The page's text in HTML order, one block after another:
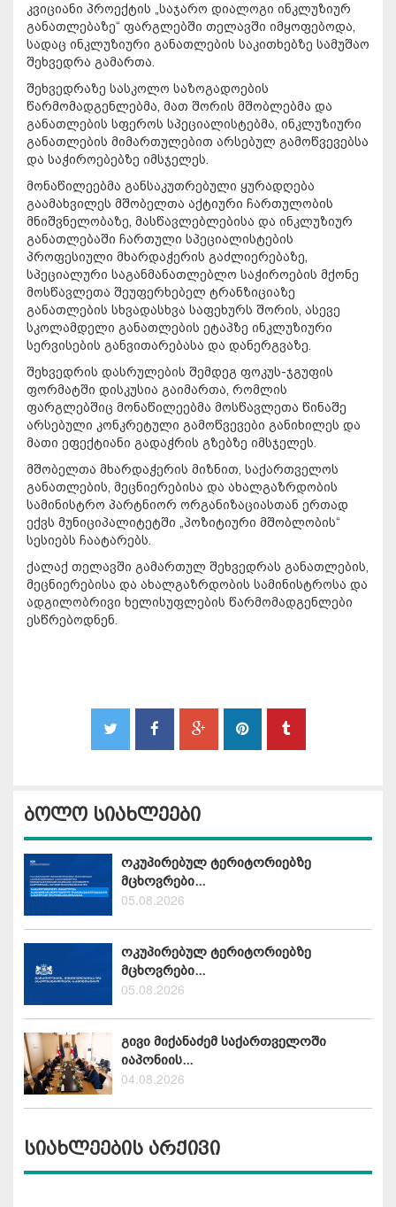
კვიციანი პროექტის „საჯარო დიალოგი ინკლუზიურ
განათლებაზე“ ფარგლებში თელავში იმყოფებოდა,
სადაც ინკლუზიური განათლების საკითხებზე სამუშაო
შეხვედრა გამართა.
შეხვედრაზე სასკოლო საზოგადოების
წარმომადგენლებმა, მათ შორის მშობლებმა და
განათლების სფეროს სპეციალისტებმა, ინკლუზიური
განათლების მიმართულებით არსებულ გამოწვევებსა
და საჭიროებებზე იმსჯელეს.
მონაწილეებმა განსაკუთრებული ყურადღება
გაამახვილეს მშობელთა აქტიური ჩართულობის
მნიშვნელობაზე, მასწავლებლებისა და ინკლუზიურ
განათლებაში ჩართული სპეციალისტების
პროფესიული მხარდაჭერის გაძლიერებაზე,
სპეციალური საგანმანათლებლო საჭიროების მქონე
მოსწავლეთა შეუფერხებელ ტრანზიციაზე
განათლების სხვადასხვა საფეხურს შორის, ასევე
სკოლამდელი განათლების ეტაპზე ინკლუზიური
სერვისების განვითარებასა და დანერგვაზე.
შეხვედრის დასრულების შემდეგ ფოკუს-ჯგუფის
ფორმატში დისკუსია გაიმართა, რომლის
ფარგლებშიც მონაწილეებმა მოსწავლეთა წინაშე
არსებული კონკრეტული გამოწვევები განიხილეს და
მათი ეფექტიანი გადაჭრის გზებზე იმსჯელეს.
მშობელთა მხარდაჭერის მიზნით, საქართველოს
განათლების, მეცნიერებისა და ახალგაზრდობის
სამინისტრო პარტნიორ ორგანიზაციასთან ერთად
ექვს მუნიციპალიტეტში „პოზიტიური მშობლობის“
სესიებს ჩაატარებს.
ქალაქ თელავში გამართულ შეხვედრას განათლების,
მეცნიერებისა და ახალგაზრდობის სამინისტროსა და
ადგილობრივი ხელისუფლების წარმომადგენლები
ესწრებოდნენ.
ბოლო სიახლეები
ოკუპირებულ ტერიტორიებზე
მცხოვრები...
05.08.2026
ოკუპირებულ ტერიტორიებზე
მცხოვრები...
05.08.2026
გივი მიქანაძემ საქართველოში
იაპონიის...
04.08.2026
სიახლეების არქივი